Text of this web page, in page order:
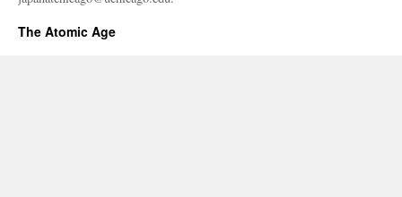
The Atomic Age